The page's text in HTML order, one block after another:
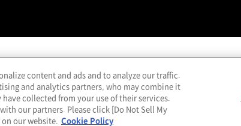
当サイトの表示価格は個別に税込・税抜等の記載がない場合は「税込価
(C) HANKYU HANSHIN DEPARTMENT STORE,INC.
content and ads and to analyze our traffic.
and analytics partners, who may combine it
collected from your use of their services.
our partners. Please click [Do Not Sell My
our website. Cookie Policy